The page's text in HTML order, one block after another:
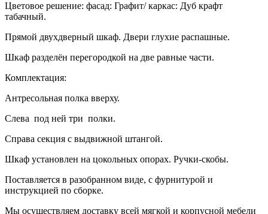
Цветовое решение: фасад: Графит/ каркас: Дуб крафт
табачный.
Прямой двухдверный шкаф. Двери глухие распашные.
Шкаф разделён перегородкой на две равные части.
Комплектация:
Антресольная полка вверху.
Слева под ней три полки.
Справа секция с выдвижной штангой.
Шкаф установлен на цокольных опорах. Ручки-скобы.
Поставляется в разобранном виде, с фурнитурой и
инструкцией по сборке.
Мы осуществляем доставку всей мягкой и корпусной мебели